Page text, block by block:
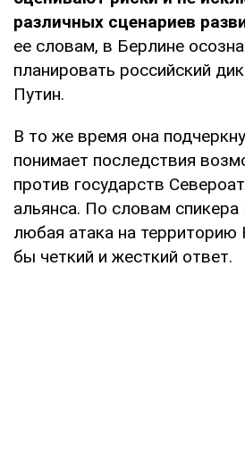
различных сценариев
ее словам, в Берлине
планировать российский
Путин.
В то же время она
понимает последствия
против государств
альянса. По словам спикера
любая атака на
бы четкий и жесткий ответ.